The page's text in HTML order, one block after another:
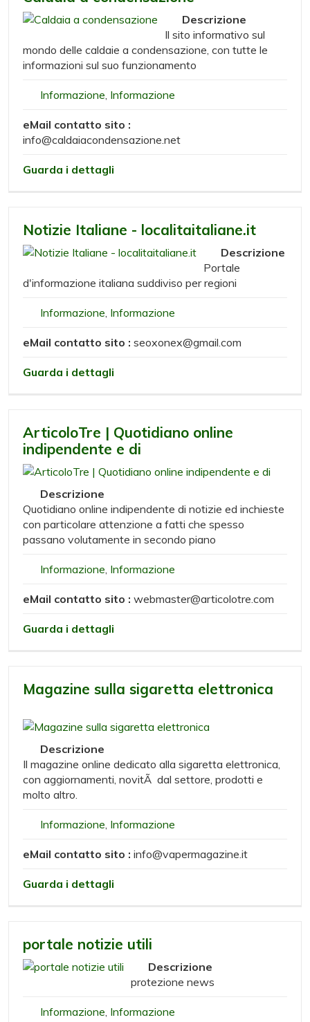
Descrizione
Il sito informativo sul
mondo delle caldaie a condensazione, con tutte le
informazioni sul suo funzionamento
Informazione Informazione
eMail contatto sito :
info@caldaiacondensazione.net
Guarda i dettagli
Notizie Italiane - localitaitaliane.it
Descrizione
Portale
d'informazione italiana suddiviso per regioni
Informazione Informazione
eMail contatto sito : seoxonex@gmail.com
Guarda i dettagli
ArticoloTre | Quotidiano online
indipendente e di
Descrizione
Quotidiano online indipendente di notizie ed inchieste
con particolare attenzione a fatti che spesso
passano volutamente in secondo piano
Informazione Informazione
eMail contatto sito : webmaster@articolotre.com
Guarda i dettagli
Magazine sulla sigaretta elettronica
Descrizione
Il magazine online dedicato alla sigaretta elettronica,
con aggiornamenti, novitÃ dal settore, prodotti e
molto altro.
Informazione Informazione
eMail contatto sito : info@vapermagazine.it
Guarda i dettagli
portale notizie utili
Descrizione
protezione news
Informazione Informazione